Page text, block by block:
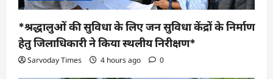
*श्रद्धालुओं की सुविधा के लिए जन सुविधा केंद्रों के निर्माण
हेतु जिलाधिकारी ने किया स्थलीय निरीक्षण*
Sarvoday Times 4 hours ago 0